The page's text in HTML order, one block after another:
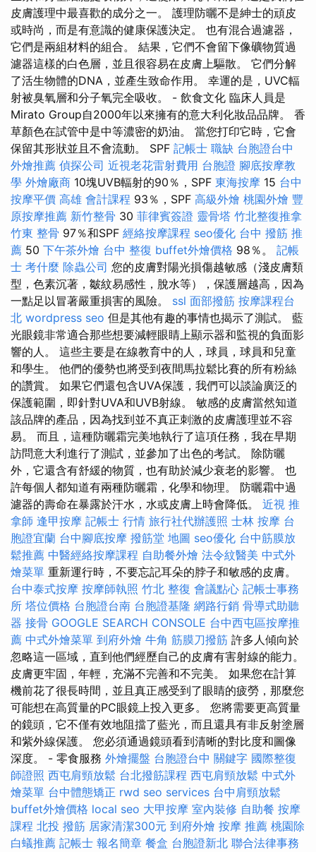
皮膚護理中最喜歡的成分之一。 護理防曬不是紳士的頑皮
或時尚，而是有意識的健康保護決定。 也有混合過濾器，
它們是兩組材料的組合。 結果，它們不會留下像礦物質過
濾器這樣的白色層，並且很容易在皮膚上驅散。 它們分解
了活生物體的DNA，並產生致命作用。 幸運的是，UVC輻
射被臭氧層和分子氧完全吸收。 - 飲食文化 臨床人員是
Mirato Group自2000年以來擁有的意大利化妝品品牌。 香
草顏色在試管中是中等濃密的奶油。 當您打印它時，它會
保留其形狀並且不會流動。 SPF 記帳士 職缺 台胞證台中
外燴推薦 偵探公司 近視老花雷射費用 台胞證 腳底按摩教
學 外燴廠商 10塊UVB輻射的90％，SPF 東海按摩 15 台中
按摩平價 高雄 會計課程 93％，SPF 高級外燴 桃園外燴 豐
原按摩推薦 新竹整骨 30 菲律賓簽證 靈骨塔 竹北整復推拿
竹東 整骨 97％和SPF 經絡按摩課程 seo優化 台中 撥筋 推
薦 50 下午茶外燴 台中 整復 buffet外燴價格 98％。 記帳
士 考什麼 除蟲公司 您的皮膚對陽光損傷越敏感（淺皮膚類
型，色素沉著，皺紋易感性，脫水等），保護層越高，因為
一點足以冒著嚴重損害的風險。 ssl 面部撥筋 按摩課程台
北 wordpress seo 但是其他有趣的事情也揭示了測試。 藍
光眼鏡非常適合那些想要減輕眼睛上顯示器和監視的負面影
響的人。 這些主要是在線教育中的人，球員，球員和兒童
和學生。 他們的優勢也將受到夜間馬拉鬆比賽的所有粉絲
的讚賞。 如果它們還包含UVA保護，我們可以談論廣泛的
保護範圍，即針對UVA和UVB射線。 敏感的皮膚當然知道
該品牌的產品，因為找到並不真正刺激的皮膚護理並不容
易。 而且，這種防曬霜完美地執行了這項任務，我在早期
訪問意大利進行了測試，並參加了出色的考試。 除防曬
外，它還含有舒緩的物質，也有助於減少衰老的影響。 也
許每個人都知道有兩種防曬霜，化學和物理。 防曬霜中過
濾器的壽命在暴露於汗水，水或皮膚上時會降低。 近視 推
拿師 逢甲按摩 記帳士 行情 旅行社代辦護照 士林 按摩 台
胞證宜蘭 台中腳底按摩 撥筋堂 地圖 seo優化 台中筋膜放
鬆推薦 中醫經絡按摩課程 自助餐外燴 法令紋醫美 中式外
燴菜單 重新運行時，不要忘記耳朵的脖子和敏感的皮膚。
台中泰式按摩 按摩師執照 竹北 整復 會議點心 記帳士事務
所 塔位價格 台胞證台南 台胞證基隆 網路行銷 骨導式助聽
器 接骨 GOOGLE SEARCH CONSOLE 台中西屯區按摩推
薦 中式外燴菜單 到府外燴 牛角 筋膜刀撥筋 許多人傾向於
忽略這一區域，直到他們經歷自己的皮膚有害射線的能力。
皮膚更牢固，年輕，充滿不完善和不完美。 如果您在計算
機前花了很長時間，並且真正感受到了眼睛的疲勞，那麼您
可能想在高質量的PC眼鏡上投入更多。 您將需要更高質量
的鏡頭，它不僅有效地阻擋了藍光，而且還具有非反射塗層
和紫外線保護。 您必須通過鏡頭看到清晰的對比度和圖像
深度。 - 零食服務 外燴擺盤 台胞證台中 關鍵字 國際整復
師證照 西屯肩頸放鬆 台北撥筋課程 西屯肩頸放鬆 中式外
燴菜單 台中體態矯正 rwd seo services 台中肩頸放鬆
buffet外燴價格 local seo 大甲按摩 室內裝修 自助餐 按摩
課程 北投 撥筋 居家清潔300元 到府外燴 按摩 推薦 桃園除
白蟻推薦 記帳士 報名簡章 餐盒 台胞證新北 聯合法律事務